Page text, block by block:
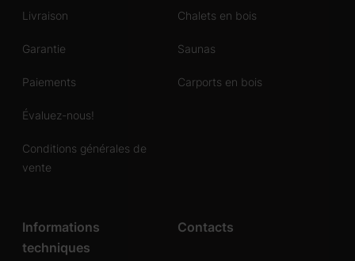
Livraison
Garantie
Paiements
Évaluez-nous!
Conditions générales de
vente
Chalets en bois
Saunas
Carports en bois
Informations
techniques
Contacts